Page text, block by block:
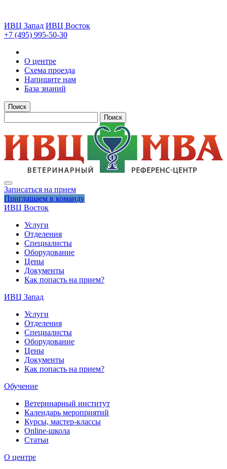
ИВЦ Запад ИВЦ Восток
+7 (495) 995-50-30
О центре
Схема проезда
Напишите нам
База знаний
Поиск
Поиск
Записаться на прием
Приглашаем в команду
ИВЦ Восток
Услуги
Отделения
Специалисты
Оборудование
Цены
Документы
Как попасть на прием?
ИВЦ Запад
Услуги
Отделения
Специалисты
Оборудование
Цены
Документы
Как попасть на прием?
Обучение
Ветеринарный институт
Календарь мероприятий
Курсы, мастер-классы
Online-школа
Статьи
О центре